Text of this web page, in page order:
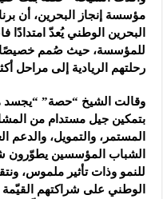
مؤسسة إنجاز البحرين، أن
البحرين الوطني يُعدّ امتدادًا
للمؤسسة، حيث صُمم خصيصًا
رحلتهم الريادية إلى مراحل
وقالت الشيخ “حصة” “يجسد
بتمكين جيل مستدام من
المستمر، والتمويل، والدعم
الشباب المؤسسين يطوّرون
للنمو وذات تأثير ملموس،
الوطني على شراكتهم